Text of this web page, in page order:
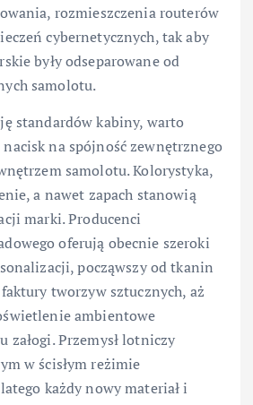
rozmieszczenia routerów
cybernetycznych, tak aby
były odseparowane od
samolotu.
standardów kabiny, warto
na spójność zewnętrznego
samolotu. Kolorystyka,
a nawet zapach stanowią
marki. Producenci
oferują obecnie szeroki
począwszy od tkanin
tworzyw sztucznych, aż
ambientowe
załogi. Przemysł lotniczy
w ścisłym reżimie
każdy nowy materiał i